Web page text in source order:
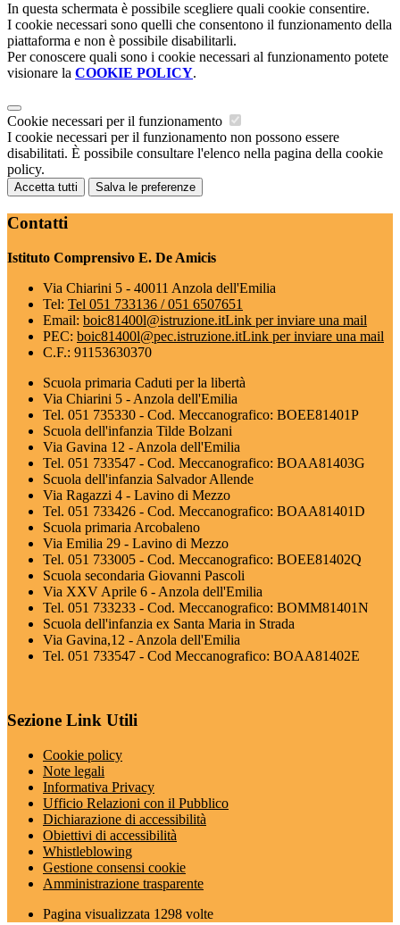
In questa schermata è possibile scegliere quali cookie consentire.
I cookie necessari sono quelli che consentono il funzionamento della
piattaforma e non è possibile disabilitarli.
Per conoscere quali sono i cookie necessari al funzionamento potete
visionare la COOKIE POLICY.
Cookie necessari per il funzionamento
I cookie necessari per il funzionamento non possono essere
disabilitati. È possibile consultare l'elenco nella pagina della cookie
policy.
Accetta tutti Salva le preferenze
Contatti
Istituto Comprensivo E. De Amicis
Via Chiarini 5 - 40011 Anzola dell'Emilia
Tel: Tel 051 733136 / 051 6507651
Email: boic81400l@istruzione.itLink per inviare una mail
PEC: boic81400l@pec.istruzione.itLink per inviare una mail
C.F.: 91153630370
Scuola primaria Caduti per la libertà
Via Chiarini 5 - Anzola dell'Emilia
Tel. 051 735330 - Cod. Meccanografico: BOEE81401P
Scuola dell'infanzia Tilde Bolzani
Via Gavina 12 - Anzola dell'Emilia
Tel. 051 733547 - Cod. Meccanografico: BOAA81403G
Scuola dell'infanzia Salvador Allende
Via Ragazzi 4 - Lavino di Mezzo
Tel. 051 733426 - Cod. Meccanografico: BOAA81401D
Scuola primaria Arcobaleno
Via Emilia 29 - Lavino di Mezzo
Tel. 051 733005 - Cod. Meccanografico: BOEE81402Q
Scuola secondaria Giovanni Pascoli
Via XXV Aprile 6 - Anzola dell'Emilia
Tel. 051 733233 - Cod. Meccanografico: BOMM81401N
Scuola dell'infanzia ex Santa Maria in Strada
Via Gavina,12 - Anzola dell'Emilia
Tel. 051 733547 - Cod Meccanografico: BOAA81402E
Sezione Link Utili
Cookie policy
Note legali
Informativa Privacy
Ufficio Relazioni con il Pubblico
Dichiarazione di accessibilità
Obiettivi di accessibilità
Whistleblowing
Gestione consensi cookie
Amministrazione trasparente
Pagina visualizzata 1298 volte